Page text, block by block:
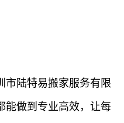
市陆特易搬家服务有限
能做到专业高效，让每